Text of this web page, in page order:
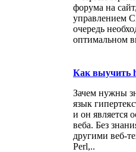
форума на
управлением
очередь
оптимальном
Как выучить
Зачем нужны
язык
и он является
веба. Без
другими веб-
Perl,..